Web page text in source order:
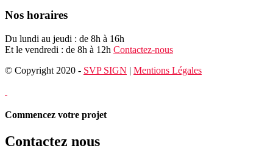
Nos horaires
Du lundi au jeudi : de 8h à 16h
Et le vendredi : de 8h à 12h Contactez-nous
© Copyright 2020 - SVP SIGN | Mentions Légales
Commencez votre projet
Contactez nous